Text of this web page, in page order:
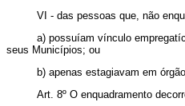
VI - das pessoas que, não
a) possuíam vínculo
seus Municípios; ou
b) apenas estagiavam em
Art. 8º O enquadramento